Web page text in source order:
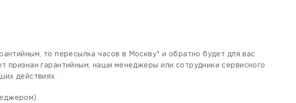
то пересылка часов в Москву* и обратно будет для вас
гарантийным, наши менеджеры или сотрудники сервисного
действиях.